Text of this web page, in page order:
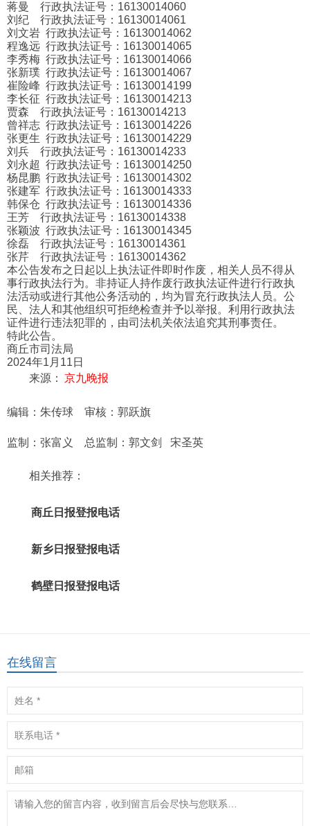
蒋曼 行政执法证号：16130014060
刘纪 行政执法证号：16130014061
刘文岩 行政执法证号：16130014062
程逸远 行政执法证号：16130014065
李秀梅 行政执法证号：16130014066
张新璞 行政执法证号：16130014067
崔险峰 行政执法证号：16130014199
李长征 行政执法证号：16130014213
贾森 行政执法证号：16130014213
曾祥志 行政执法证号：16130014226
张更生 行政执法证号：16130014229
刘兵 行政执法证号：16130014233
刘永超 行政执法证号：16130014250
杨昆鹏 行政执法证号：16130014302
张建军 行政执法证号：16130014333
韩保仓 行政执法证号：16130014336
王芳 行政执法证号：16130014338
张颖波 行政执法证号：16130014345
徐磊 行政执法证号：16130014361
张芹 行政执法证号：16130014362
本公告发布之日起以上执法证件即时作废，相关人员不得从
事行政执法行为。非持证人持作废行政执法证件进行行政执
法活动或进行其他公务活动的，均为冒充行政执法人员。公
民、法人和其他组织可拒绝检查并予以举报。利用行政执法
证件进行违法犯罪的，由司法机关依法追究其刑事责任。
特此公告。
商丘市司法局
2024年1月11日
来源： 京九晚报
编辑：朱传球 审核：郭跃旗
监制：张富义 总监制：郭文剑 宋圣英
相关推荐：
商丘日报登报电话
新乡日报登报电话
鹤壁日报登报电话
在线留言